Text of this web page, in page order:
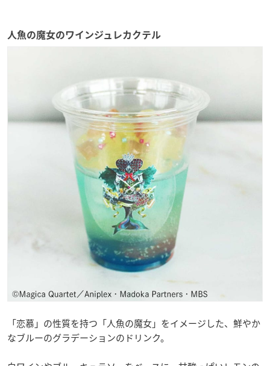
人魚の魔女のワインジュレカクテル
「恋慕」の性質を持つ「人魚の魔女」をイメージした、鮮やか
なブルーのグラデーションのドリンク。